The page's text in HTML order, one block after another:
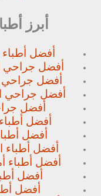
أبرز
أفضل
أفضل جراحي
أفضل جراحي
أفضل جراحي
أفضل
أفضل
أفضل
أفضل أطباء
أفضل أطباء
أفضل
أفضل